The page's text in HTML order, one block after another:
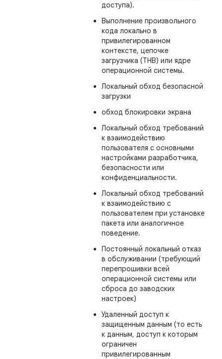
доступа).
Выполнение произвольного
кода локально в
привилегированном
контексте, цепочке
загрузчика (THB) или ядре
операционной системы.
Локальный обход безопасной
загрузки
обход блокировки экрана
Локальный обход требований
к взаимодействию
пользователя с основными
настройками разработчика,
безопасности или
конфиденциальности.
Локальный обход требований
к взаимодействию с
пользователем при установке
пакета или аналогичное
поведение.
Постоянный локальный отказ
в обслуживании (требующий
перепрошивки всей
операционной системы или
сброса до заводских
настроек)
Удаленный доступ к
защищенным данным (то есть
к данным, доступ к которым
ограничен
привилегированным